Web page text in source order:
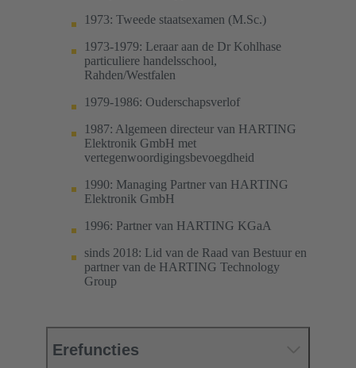
1973: Tweede staatsexamen (M.Sc.)
1973-1979: Leraar aan de Dr Kohlhase
particuliere handelsschool,
Rahden/Westfalen
1979-1986: Ouderschapsverlof
1987: Algemeen directeur van HARTING
Elektronik GmbH met
vertegenwoordigingsbevoegdheid
1990: Managing Partner van HARTING
Elektronik GmbH
1996: Partner van HARTING KGaA
sinds 2018: Lid van de Raad van Bestuur en
partner van de HARTING Technology
Group
Erefuncties